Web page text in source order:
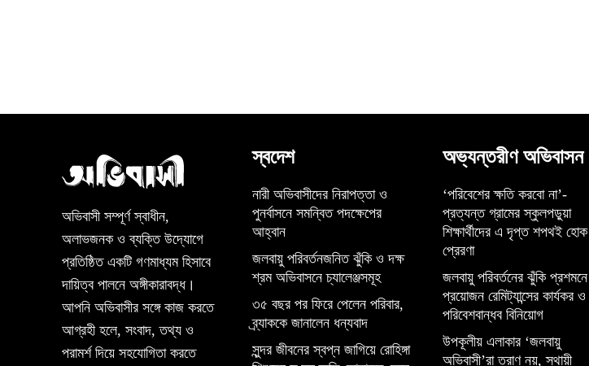
অভিবাসী সম্পূর্ণ স্বাধীন,
অলাভজনক ও ব্যক্তি উদ্যোগে
প্রতিষ্ঠিত একটি গণমাধ্যম হিসাবে
দায়িত্ব পালনে অঙ্গীকারাবদ্ধ।
আপনি অভিবাসীর সঙ্গে কাজ করতে
আগ্রহী হলে, সংবাদ, তথ্য ও
পরামর্শ দিয়ে সহযোগিতা করতে
স্বদেশ
নারী অভিবাসীদের নিরাপত্তা ও
পুনর্বাসনে সমন্বিত পদক্ষেপের
আহ্বান
জলবায়ু পরিবর্তনজনিত ঝুঁকি ও দক্ষ
শ্রম অভিবাসনে চ্যালেঞ্জসমূহ
৩৫ বছর পর ফিরে পেলেন পরিবার,
ব্র্যাককে জানালেন ধন্যবাদ
সুন্দর জীবনের স্বপ্ন জাগিয়ে রোহিঙ্গা
অভ্যন্তরীণ অভিবাসন
‘পরিবেশের ক্ষতি করবো না’-
প্রত্যন্ত গ্রামের স্কুলপড়ুয়া
শিক্ষার্থীদের এ দৃপ্ত শপথই হোক
প্রেরণা
জলবায়ু পরিবর্তনের ঝুঁকি প্রশমনে
প্রয়োজন রেমিট্যান্সের কার্যকর ও
পরিবেশবান্ধব বিনিয়োগ
উপকূলীয় এলাকার ‘জলবায়ু
অভিবাসী’রা ত্রাণ নয়, স্থায়ী